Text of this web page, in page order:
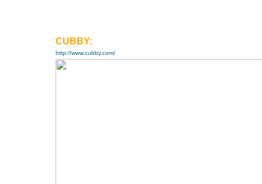
CUBBY:
http://www.cubby.com/